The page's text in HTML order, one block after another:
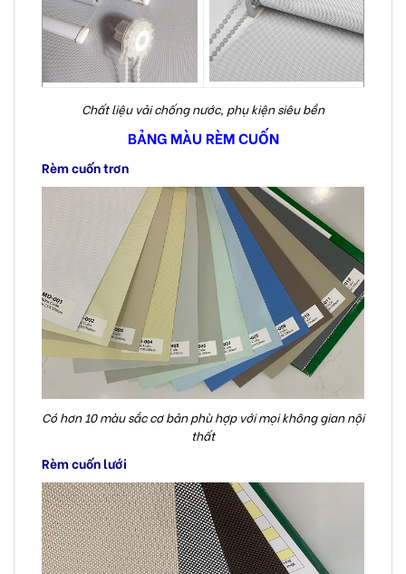
Chất liệu vải chống nước, phụ kiện siêu bền
BẢNG MÀU RÈM CUỐN
Rèm cuốn trơn
Có hơn 10 màu sắc cơ bản phù hợp với mọi không gian nội
thất
Rèm cuốn lưới